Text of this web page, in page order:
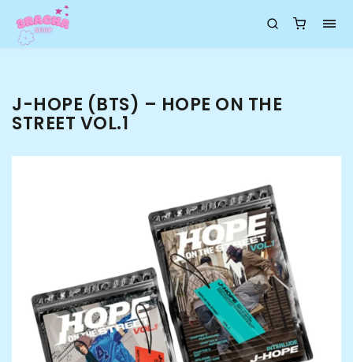
J-HOPE (BTS) – HOPE ON THE
STREET VOL.1